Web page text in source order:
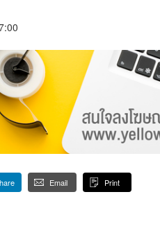
Email Print